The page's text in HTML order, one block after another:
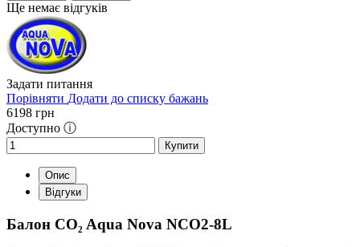
Ще немає відгуків
Задати питання
Порівняти Додати до списку бажань
6198 грн
Доступно ⓘ
Купити
Опис
Відгуки
Балон CO₂ Aqua Nova NCO2-8L